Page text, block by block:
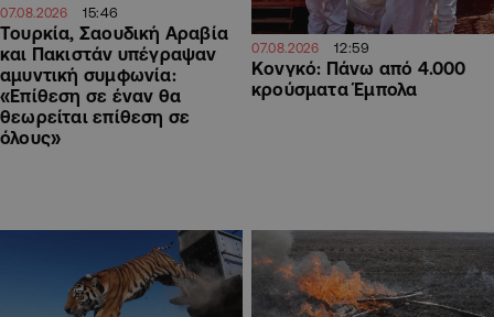
07.08.2026 15:46
Τουρκία, Σαουδική Αραβία
και Πακιστάν υπέγραψαν
αμυντική συμφωνία:
«Επίθεση σε έναν θα
θεωρείται επίθεση σε
όλους»
07.08.2026 12:59
Κονγκό: Πάνω από 4.000
κρούσματα Έμπολα